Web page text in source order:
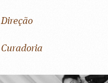
Direção
Curadoria